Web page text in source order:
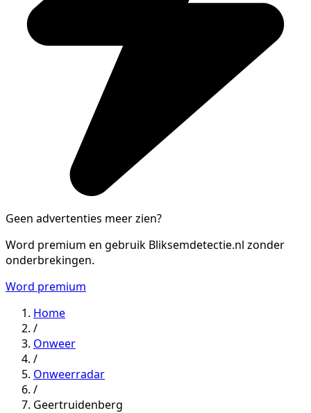
Geen advertenties meer zien?
Word premium en gebruik Bliksemdetectie.nl zonder
onderbrekingen.
Word premium
Home
/
Onweer
/
Onweerradar
/
Geertruidenberg